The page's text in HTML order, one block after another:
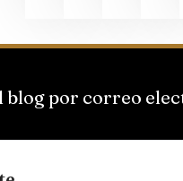
blog por correo